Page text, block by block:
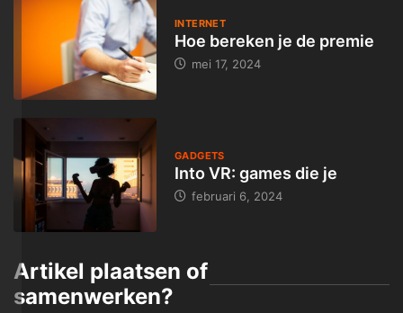
INTERNET
Hoe bereken je de premie
mei 17, 2024
GADGETS
Into VR: games die je
februari 6, 2024
Artikel plaatsen of
samenwerken?